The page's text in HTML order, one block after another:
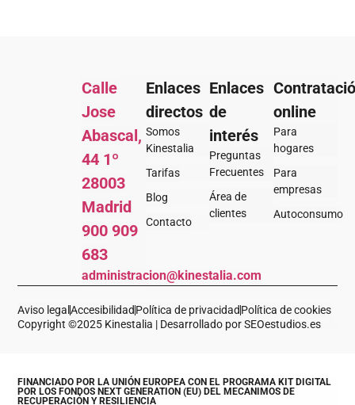
Calle
Jose
Abascal,
44 1º
28003
Madrid
900 909
683
administracion@kinestalia.com
Enlaces
directos
Somos
Kinestalia
Tarifas
Blog
Contacto
Enlaces
de
interés
Preguntas
Frecuentes
Área de
clientes
online
Para
hogares
Para
empresas
Autoconsumo
Copyright ©2025 Kinestalia | Desarrollado por SEOestudios.es
Aviso legal Accesibilidad Política de privacidad Política de cookies
FINANCIADO POR LA UNIÓN EUROPEA CON EL PROGRAMA KIT DIGITAL
POR LOS FONDOS NEXT GENERATION (EU) DEL MECANIMOS DE
RECUPERACIÓN Y RESILIENCIA